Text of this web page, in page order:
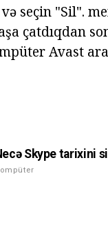
və seçin "Sil".
çatdıqdan
Avast
Skype tarixini